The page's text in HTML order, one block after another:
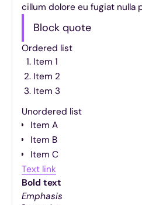
cillum dolore eu fugiat nulla
Block quote
Ordered list
Item 1
Item 2
Item 3
Unordered list
Item A
Item B
Item C
Text link
Bold text
Emphasis